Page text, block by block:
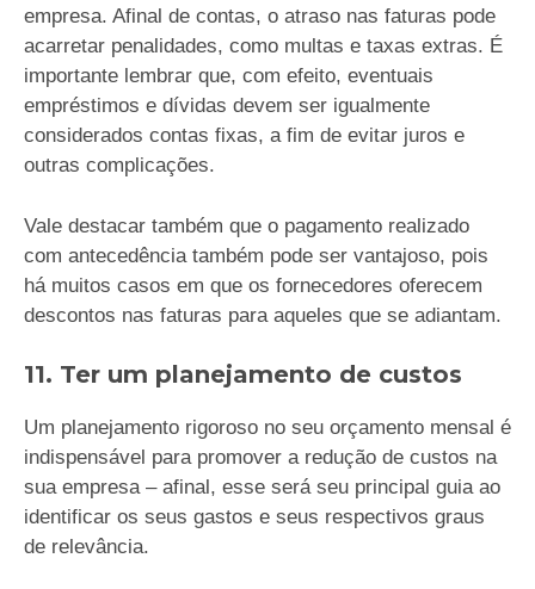
empresa. Afinal de contas, o atraso nas faturas pode
acarretar penalidades, como multas e taxas extras. É
importante lembrar que, com efeito, eventuais
empréstimos e dívidas devem ser igualmente
considerados contas fixas, a fim de evitar juros e
outras complicações.
Vale destacar também que o pagamento realizado
com antecedência também pode ser vantajoso, pois
há muitos casos em que os fornecedores oferecem
descontos nas faturas para aqueles que se adiantam.
11. Ter um planejamento de custos
Um planejamento rigoroso no seu orçamento mensal é
indispensável para promover a redução de custos na
sua empresa – afinal, esse será seu principal guia ao
identificar os seus gastos e seus respectivos graus
de relevância.